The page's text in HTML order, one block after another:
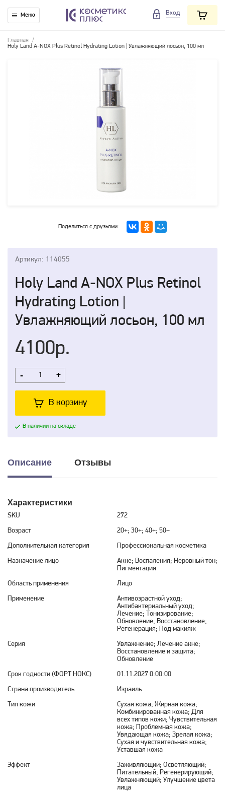
Меню Вход
Главная
/
Holy Land A-NOX Plus Retinol Hydrating Lotion | Увлажняющий лосьон, 100 мл
Поделиться с друзьями:
Артикул: 114055
Holy Land A-NOX Plus Retinol
Hydrating Lotion |
Увлажняющий лосьон, 100 мл
4100р.
- +
В корзину
В наличии на складе
Описание Отзывы
Характеристики
SKU
272
Возраст
20+; 30+; 40+; 50+
Дополнительная категория
Профессиональная косметика
Назначение лицо
Акне; Воспаления; Неровный тон;
Пигментация
Область применения
Лицо
Применение
Антивозрастной уход;
Антибактериальный уход;
Лечение; Тонизирование;
Обновление; Восстановление;
Регенерация; Под макияж
Серия
Увлажнение; Лечение акне;
Восстановление и защита;
Обновление
Срок годности (ФОРТ НОКС)
01.11.2027 0:00:00
Страна производитель
Израиль
Тип кожи
Сухая кожа; Жирная кожа;
Комбинированная кожа; Для
всех типов кожи; Чувствительная
кожа; Проблемная кожа;
Увядающая кожа; Зрелая кожа;
Сухая и чувствительная кожа;
Уставшая кожа
Эффект
Заживляющий; Осветляющий;
Питательный; Регенерирующий;
Увлажняющий; Улучшение цвета
лица